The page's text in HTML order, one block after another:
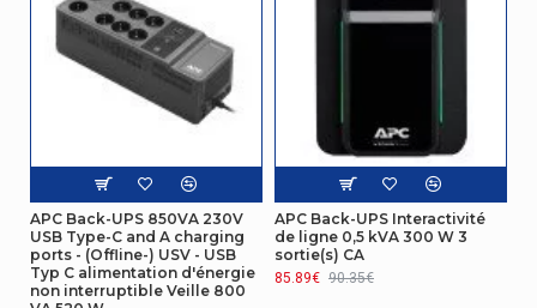
Port USB
Emballage
Manuel d'utilisation Oui
Autres caractéristiques
Nom du produit BE850G2-FR
Conditions environnementales
APC Back-UPS 850VA 230V
USB Type-C and A charging
ports - (Offline-) USV - USB
Typ C alimentation d'énergie
non interruptible Veille 800
APC Back-UPS Interactivité
de ligne 0,5 kVA 300 W 3
sortie(s) CA
85.89€ 90.35€